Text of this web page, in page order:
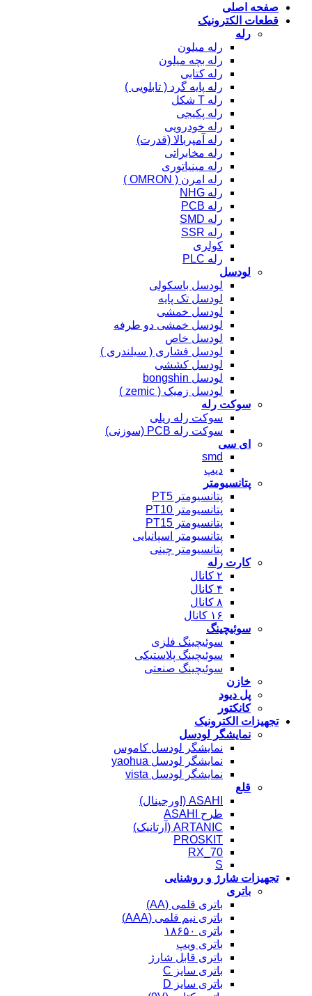
صفحه اصلی
قطعات الکترونیک
رله
رله میلون
رله بچه میلون
رله کتابی
رله پایه گرد ( تابلویی )
رله T شکل
رله پکیجی
رله خودرویی
رله آمپربالا (قدرت)
رله مخابراتی
رله مینیاتوری
رله امرن ( OMRON )
رله NHG
رله PCB
رله SMD
رله SSR
کولری
رله PLC
لودسل
لودسل باسکولی
لودسل تک پایه
لودسل خمشی
لودسل خمشی دو طرفه
لودسل خاص
لودسل فشاری ( سیلندری )
لودسل کششی
لودسل bongshin
لودسل زمیک ( zemic )
سوکت رله
سوکت رله ریلی
سوکت رله PCB (سوزنی)
ای سی
smd
دیپ
پتانسیومتر
پتانسیومتر PT5
پتانسیومتر PT10
پتانسیومتر PT15
پتانسیومتر اسپانیایی
پتانسیومتر چینی
کارت رله
۲ کانال
۴ کانال
۸ کانال
۱۶ کانال
سوئیچینگ
سوئیچینگ فلزی
سوئیچینگ پلاستیکی
سوئیچینگ صنعتی
خازن
پل دیود
کانکتور
تجهیزات الکترونیک
نمایشگر لودسل
نمایشگر لودسل کاموس
نمایشگر لودسل yaohua
نمایشگر لودسل vista
قلع
ASAHI (اورجینال)
طرح ASAHI
ARTANIC (آرتانیک)
PROSKIT
RX_70
S
تجهیزات شارژ و روشنایی
باتری
باتری قلمی (AA)
باتری نیم قلمی (AAA)
باتری ۱۸۶۵۰
باتری ویپ
باتری قابل شارژ
باتری سایز C
باتری سایز D